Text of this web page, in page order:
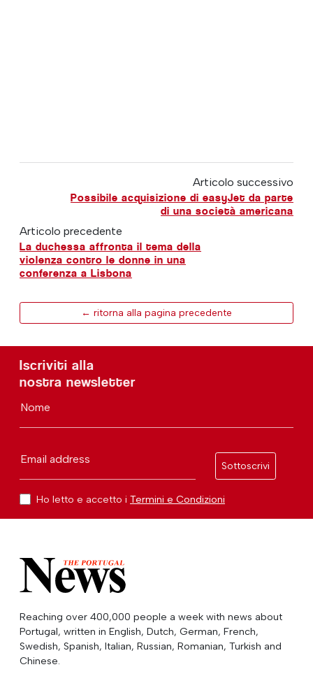
Articolo successivo
Possibile acquisizione di easyJet da parte
di una società americana
Articolo precedente
La duchessa affronta il tema della
violenza contro le donne in una
conferenza a Lisbona
← ritorna alla pagina precedente
Iscriviti alla
nostra newsletter
Nome
Email address
Sottoscrivi
Ho letto e accetto i Termini e Condizioni
Reaching over 400,000 people a week with news about
Portugal, written in English, Dutch, German, French,
Swedish, Spanish, Italian, Russian, Romanian, Turkish and
Chinese.